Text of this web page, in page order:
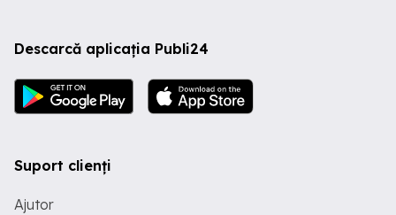
Descarcă aplicația Publi24
Suport clienți
Ajutor